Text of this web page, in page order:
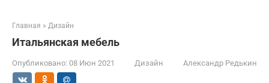
Главная » Дизайн
Итальянская мебель
Опубликовано: 08 Июн 2021 Дизайн Александр Редькин